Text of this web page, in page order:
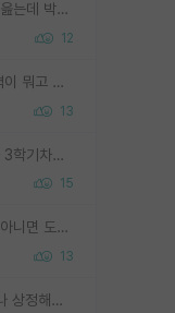
서당개 개 ㅅㄲ도 3년이면 풍월 읊는데 박사 5년 이상 대리고 있으면서 물된건 교수 탓 맞는ㄱ게 거기가 서당이 아니란 소리임
12
능력없는박사 란 말이지 뭐. 능력이 뭐고 능력이 있다는게 뭔지는 사람마다 기준이 다르니까 얘기해봐야 서로 자기 기준만 얘기해서 논쟁이 끝이 안나고. 주위에서 능력있고 야심있는 신입생이 교수가 유의미한 피드백을 아예 안주면서 제대로된 과제에 참여해볼 기회도 제공하지 않고 잡일 뺑뺑이만 돌려서 맨날 단순작업만 하면서 밤새다가 눈빛이 점점 죽어가는걸 본 사람은 물박사는 교수탓이라고 하고, 교수는 이것저것 알려도 주고 기회도 주고 사수 동기 붙여주면서 어떻게든 끌고가려고 하는데 본인이 매일 뺀질거리면서 출근 하는둥마는둥 하다가 기껏 와서도 폰이나 쳐다보다가 실험 망치고 저녁약속있어서 먼저 가볼게요~ 하는걸 본 사람은 물박사는 본인탓이라고 함.
13
가지마라. 신생랩이고 내가 석사 3학기차인데 최고참인데 나도 아무것도 모르는데 교수가 후배들 왜 논문 교육 안시키냐. 논문 왜 안 써오냐 닦달한다
15
신생랩+젊은 교수 이게 ㄹㅇ 모 아니면 도인듯.
13
ML 대부분이 골드 스탠다드 하나 상정해놓고 (벤치마크 데이터셋이 여러 개면 여러 개 상정) 그거 얼마나 잘 맞추나 싸움임 가끔 번뜩이는 설계 철학을 보여주는 논문들도 있지만 대부분 그거 성적 얼마나 더 올리느라에 혈안이 되어 있는 측면이 잇음